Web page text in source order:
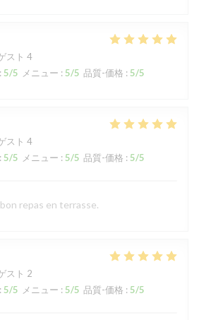
スト 4
: 5/5 メニュー : 5/5 品質-価格 : 5/5
スト 4
: 5/5 メニュー : 5/5 品質-価格 : 5/5
repas en terrasse.
スト 2
: 5/5 メニュー : 5/5 品質-価格 : 5/5